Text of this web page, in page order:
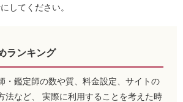
してください。
ランキング
・鑑定師の数や質、料金設定、サイトの
法など、 実際に利用することを考えた時